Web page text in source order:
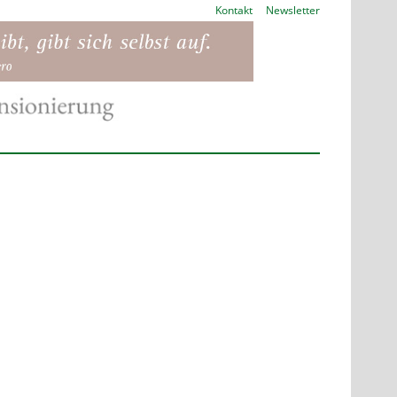
Kontakt Newsletter